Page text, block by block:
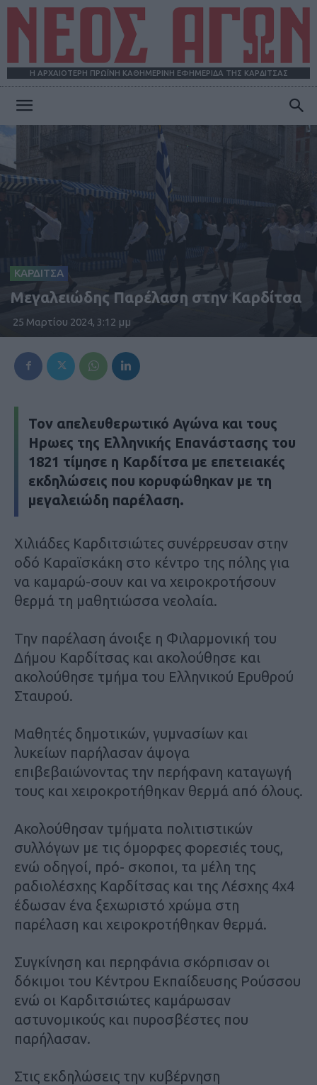
Η ΑΡΧΑΙΟΤΕΡΗ ΠΡΩΪΝΗ ΚΑΘΗΜΕΡΙΝΗ ΕΦΗΜΕΡΙΔΑ ΤΗΣ ΚΑΡΔΙΤΣΑΣ
ΑΓΩΝ
ΚΑΡΔΙΤΣΑ
Μεγαλειώδης Παρέλαση στην Καρδίτσα
25 Μαρτίου 2024, 3:12 μμ
Τον απελευθερωτικό Αγώνα και τους
Ηρωες της Ελληνικής Επανάστασης του
1821 τίμησε η Καρδίτσα με επετειακές
εκδηλώσεις που κορυφώθηκαν με τη
μεγαλειώδη παρέλαση.
Χιλιάδες Καρδιτσιώτες συνέρρευσαν στην
οδό Καραϊσκάκη στο κέντρο της πόλης για
να καμαρώ-σουν και να χειροκροτήσουν
θερμά τη μαθητιώσσα νεολαία.
Την παρέλαση άνοιξε η Φιλαρμονική του
Δήμου Καρδίτσας και ακολούθησε και
ακολούθησε τμήμα του Ελληνικού Ερυθρού
Σταυρού.
Μαθητές δημοτικών, γυμνασίων και
λυκείων παρήλασαν άψογα
επιβεβαιώνοντας την περήφανη καταγωγή
τους και χειροκροτήθηκαν θερμά από όλους.
Ακολούθησαν τμήματα πολιτιστικών
συλλόγων με τις όμορφες φορεσιές τους,
ενώ οδηγοί, πρό- σκοποι, τα μέλη της
ραδιολέσχης Καρδίτσας και της Λέσχης 4χ4
έδωσαν ένα ξεχωριστό χρώμα στη
παρέλαση και χειροκροτήθηκαν θερμά.
Συγκίνηση και περηφάνια σκόρπισαν οι
δόκιμοι του Κέντρου Εκπαίδευσης Ρούσσου
ενώ οι Καρδιτσιώτες καμάρωσαν
αστυνομικούς και πυροσβέστες που
παρήλασαν.
Στις εκδηλώσεις την κυβέρνηση